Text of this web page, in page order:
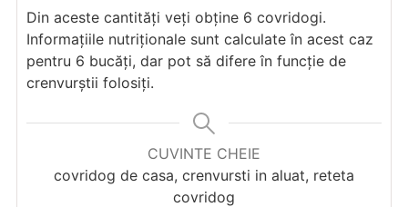
Din aceste cantități veți obține 6 covridogi.
Informațiile nutriționale sunt calculate în acest caz
pentru 6 bucăți, dar pot să difere în funcție de
crenvurștii folosiți.
CUVINTE CHEIE
covridog de casa, crenvursti in aluat, reteta
covridog